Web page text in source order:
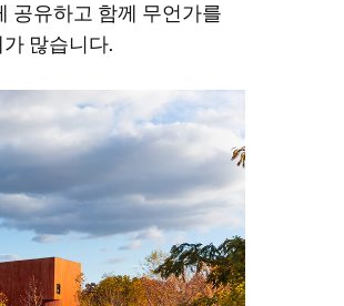
공유하고 함께 무언가를
많습니다.